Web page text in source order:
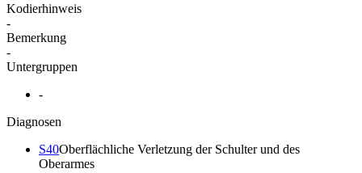
Kodierhinweis
-
Bemerkung
-
Untergruppen
-
Diagnosen
S40Oberflächliche Verletzung der Schulter und des
Oberarmes